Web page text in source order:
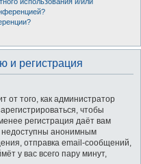
и регистрация
от того, как администратор
чтобы
регистрация даёт вам
недоступны анонимным
отправка email-сообщений,
у вас всего пару минут,